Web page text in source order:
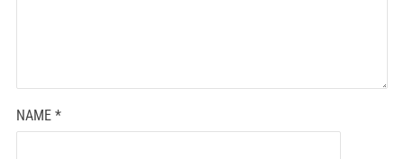
NAME *